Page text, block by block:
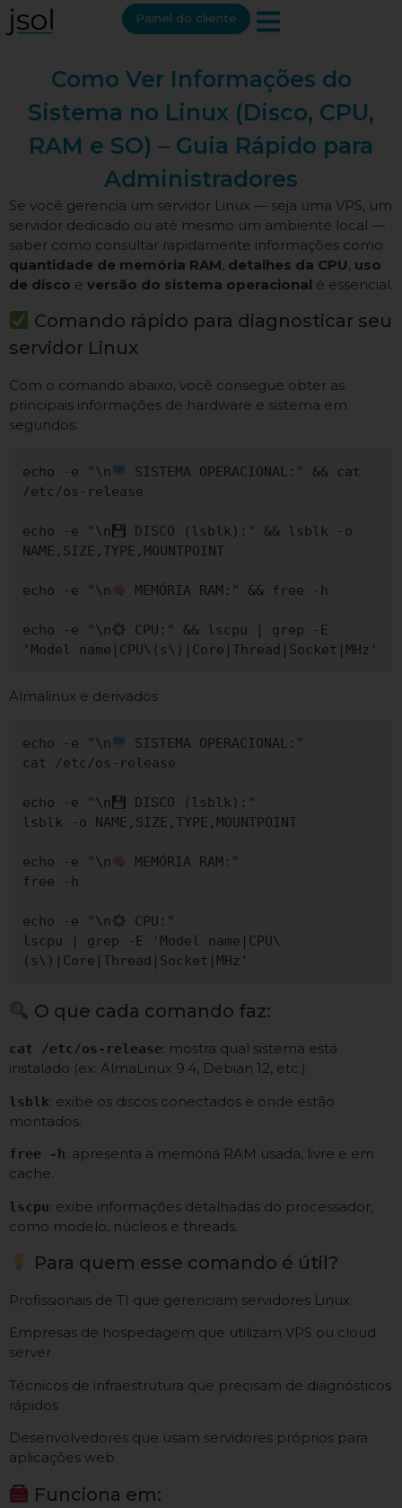
Painel do cliente
Como Ver Informações do
Sistema no Linux (Disco, CPU,
RAM e SO) – Guia Rápido para
Administradores
Se você gerencia um servidor Linux — seja uma VPS, um
servidor dedicado ou até mesmo um ambiente local —
saber como consultar rapidamente informações como
quantidade de memória RAM, detalhes da CPU, uso
de disco e versão do sistema operacional é essencial.
Comando rápido para diagnosticar seu
servidor Linux
Com o comando abaixo, você consegue obter as
principais informações de hardware e sistema em
segundos:
echo -e "\n
SISTEMA OPERACIONAL:" && cat
/etc/os-release
echo -e "\n
DISCO (lsblk):" && lsblk -o
NAME,SIZE,TYPE,MOUNTPOINT
echo -e "\n MEMÓRIA RAM:" && free -h
echo -e "\n
CPU:" && lscpu | grep -E
Almalinux e derivados
echo -e "\n
SISTEMA OPERACIONAL:"
cat /etc/os-release
echo -e "\n
DISCO (lsblk):"
lsblk -o NAME,SIZE,TYPE,MOUNTPOINT
echo -e "\n
MEMÓRIA RAM:"
free -h
echo -e "\n
CPU:"
lscpu | grep -E 'Model name|CPU\
O que cada comando faz:
cat /etc/os-release: mostra qual sistema está
instalado (ex: AlmaLinux 9.4, Debian 12, etc.).
lsblk: exibe os discos conectados e onde estão
montados.
free -h: apresenta a memória RAM usada, livre e em
cache.
lscpu: exibe informações detalhadas do processador,
como modelo, núcleos e threads.
Para quem esse comando é útil?
Profissionais de TI que gerenciam servidores Linux
Empresas de hospedagem que utilizam VPS ou cloud
server
Técnicos de infraestrutura que precisam de diagnósticos
rápidos
Desenvolvedores que usam servidores próprios para
aplicações web
Funciona em: